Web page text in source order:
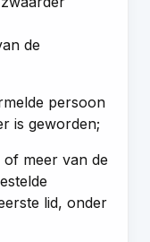
de
persoon
is geworden;
of meer van de
lid, onder